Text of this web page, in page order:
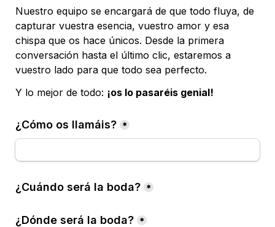
Nuestro equipo se encargará de que todo fluya, de
capturar vuestra esencia, vuestro amor y esa
chispa que os hace únicos. Desde la primera
conversación hasta el último clic, estaremos a
vuestro lado para que todo sea perfecto.
Y lo mejor de todo: ¡os lo pasaréis genial!
¿Cómo os llamáis? *
¿Cuándo será la boda? *
¿Dónde será la boda? *